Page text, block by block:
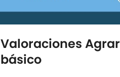
Valoraciones
básico